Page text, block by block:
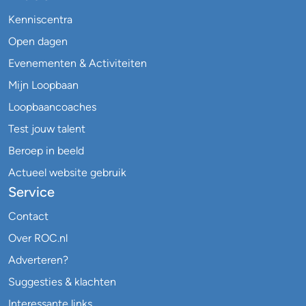
Kenniscentra
Open dagen
Evenementen & Activiteiten
Mijn Loopbaan
Loopbaancoaches
Test jouw talent
Beroep in beeld
Actueel website gebruik
Service
Contact
Over ROC.nl
Adverteren?
Suggesties & klachten